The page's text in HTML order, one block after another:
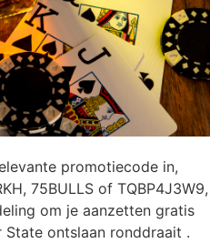
promotiecode in,
75BULLS of TQBP4J3W9,
om je aanzetten gratis
ontslaan ronddraait .